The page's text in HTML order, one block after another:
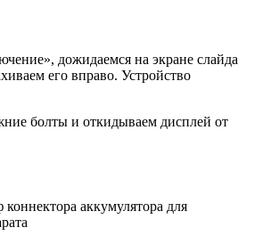
дожидаемся на экране слайда
его вправо. Устройство
болты и откидываем дисплей от
аккумулятора для